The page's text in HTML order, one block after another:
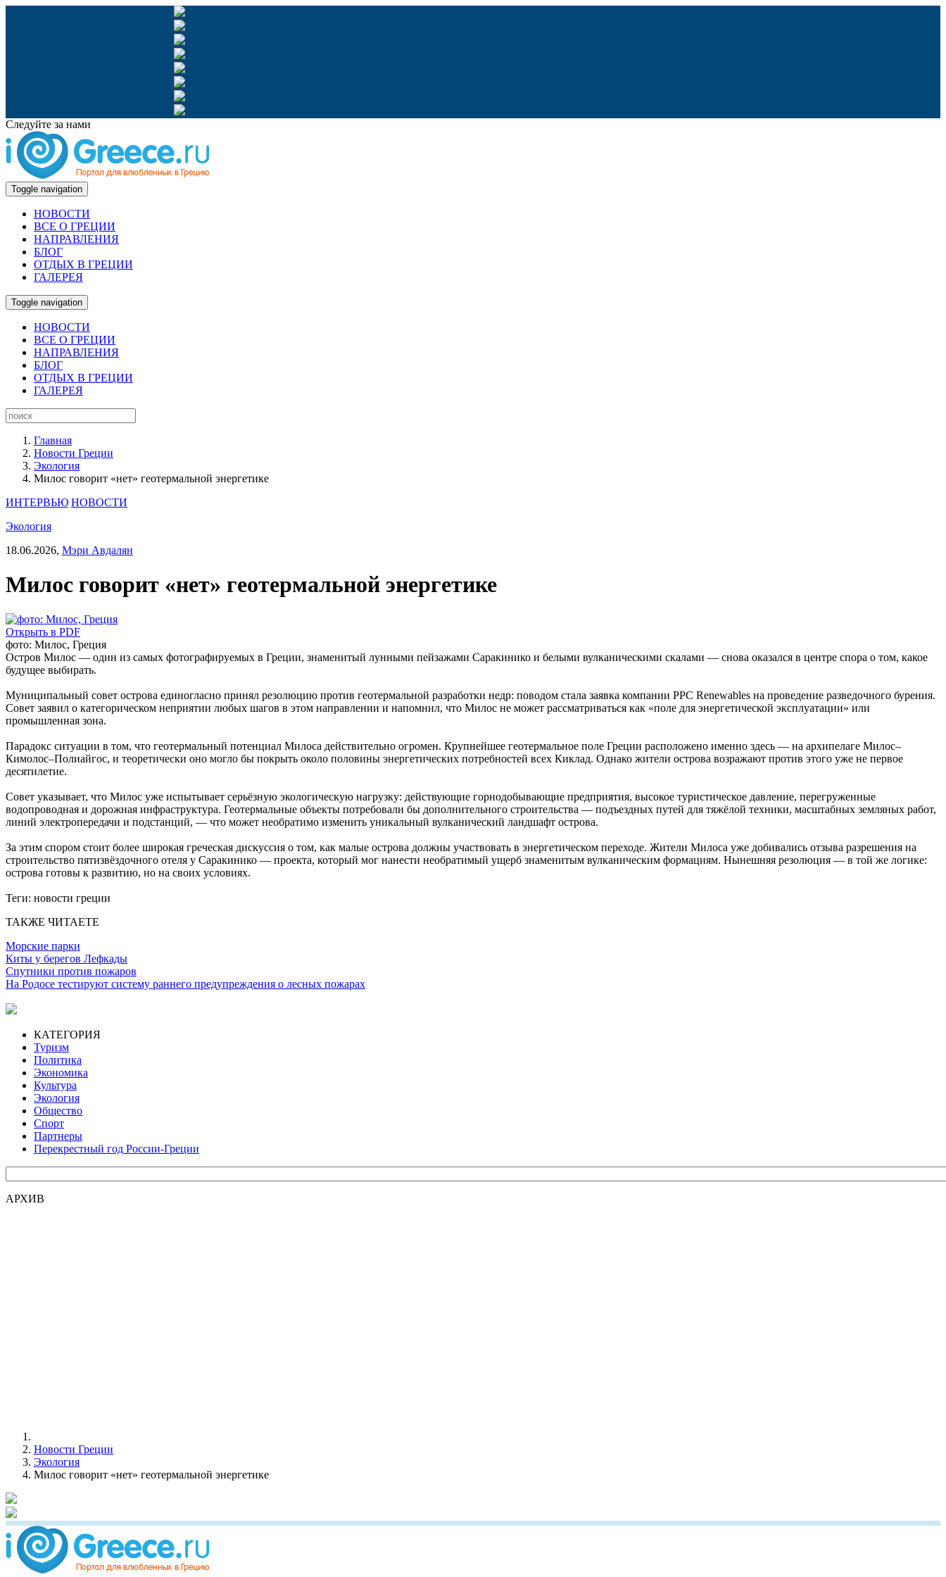
Следуйте за нами
Toggle navigation
НОВОСТИ
ВСЕ О ГРЕЦИИ
НАПРАВЛЕНИЯ
БЛОГ
ОТДЫХ В ГРЕЦИИ
ГАЛЕРЕЯ
Toggle navigation
НОВОСТИ
ВСЕ О ГРЕЦИИ
НАПРАВЛЕНИЯ
БЛОГ
ОТДЫХ В ГРЕЦИИ
ГАЛЕРЕЯ
Главная
Новости Греции
Экология
Милос говорит «нет» геотермальной энергетике
ИНТЕРВЬЮ НОВОСТИ
Экология
18.06.2026, Мэри Авдалян
Милос говорит «нет» геотермальной энергетике
Открыть в PDF
фото: Милос, Греция
Остров Милос — один из самых фотографируемых в Греции, знаменитый лунными пейзажами Саракинико и белыми вулканическими скалами — снова оказался в центре спора о том, какое
будущее выбирать.
Муниципальный совет острова единогласно принял резолюцию против геотермальной разработки недр: поводом стала заявка компании PPC Renewables на проведение разведочного бурения.
Совет заявил о категорическом неприятии любых шагов в этом направлении и напомнил, что Милос не может рассматриваться как «поле для энергетической эксплуатации» или
промышленная зона.
Парадокс ситуации в том, что геотермальный потенциал Милоса действительно огромен. Крупнейшее геотермальное поле Греции расположено именно здесь — на архипелаге Милос–
Кимолос–Полиайгос, и теоретически оно могло бы покрыть около половины энергетических потребностей всех Киклад. Однако жители острова возражают против этого уже не первое
десятилетие.
Совет указывает, что Милос уже испытывает серьёзную экологическую нагрузку: действующие горнодобывающие предприятия, высокое туристическое давление, перегруженные
водопроводная и дорожная инфраструктура. Геотермальные объекты потребовали бы дополнительного строительства — подъездных путей для тяжёлой техники, масштабных земляных работ,
линий электропередачи и подстанций, — что может необратимо изменить уникальный вулканический ландшафт острова.
За этим спором стоит более широкая греческая дискуссия о том, как малые острова должны участвовать в энергетическом переходе. Жители Милоса уже добивались отзыва разрешения на
строительство пятизвёздочного отеля у Саракинико — проекта, который мог нанести необратимый ущерб знаменитым вулканическим формациям. Нынешняя резолюция — в той же логике:
острова готовы к развитию, но на своих условиях.
Теги: новости греции
ТАКЖЕ ЧИТАЕТЕ
Морские парки
Киты у берегов Лефкады
Спутники против пожаров
На Родосе тестируют систему раннего предупреждения о лесных пожарах
КАТЕГОРИЯ
Туризм
Политика
Экономика
Культура
Экология
Общество
Спорт
Партнеры
Перекрестный год России-Греции
АРХИВ
Новости Греции
Экология
Милос говорит «нет» геотермальной энергетике